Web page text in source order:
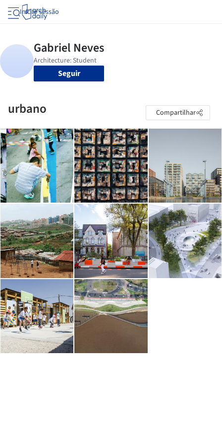
Iniciar sessão
Seguir
urbano Compartilhar